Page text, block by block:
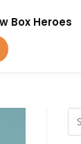
Box Heroes